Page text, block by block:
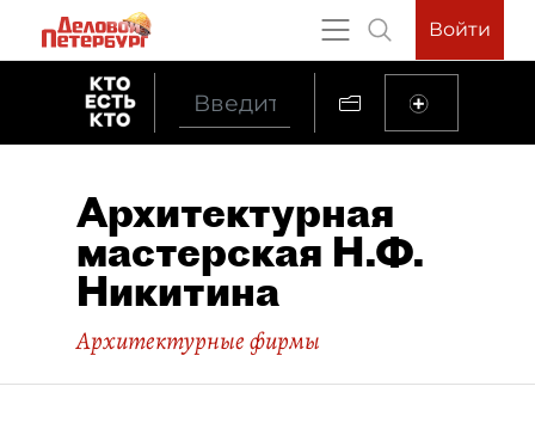
Войти
Архитектурная
мастерская Н.Ф.
Никитина
Архитектурные фирмы